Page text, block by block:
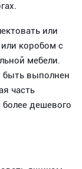
или
коробом с
мебели.
быть выполнен
часть
дешевого